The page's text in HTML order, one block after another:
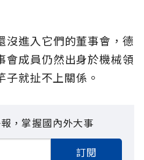
沒進入它們的董事會，德
會成員仍然出身於機械領
就扯不上關係。
，掌握國內外大事
訂閱